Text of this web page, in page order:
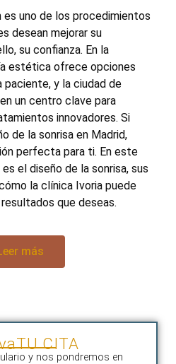
es uno de los procedimientos
desean mejorar su
su confianza. En la
estética ofrece opciones
paciente, y la ciudad de
un centro clave para
innovadores. Si
de la sonrisa en Madrid,
perfecta para ti. En este
el diseño de la sonrisa, sus
la clínica Ivoria puede
que deseas.
más
TU CITA
y nos pondremos en